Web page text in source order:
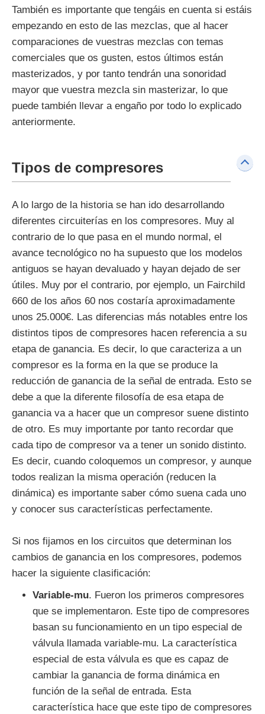
También es importante que tengáis en cuenta si estáis
empezando en esto de las mezclas, que al hacer
comparaciones de vuestras mezclas con temas
comerciales que os gusten, estos últimos están
masterizados, y por tanto tendrán una sonoridad
mayor que vuestra mezcla sin masterizar, lo que
puede también llevar a engaño por todo lo explicado
anteriormente.
Tipos de compresores
A lo largo de la historia se han ido desarrollando
diferentes circuiterías en los compresores. Muy al
contrario de lo que pasa en el mundo normal, el
avance tecnológico no ha supuesto que los modelos
antiguos se hayan devaluado y hayan dejado de ser
útiles. Muy por el contrario, por ejemplo, un Fairchild
660 de los años 60 nos costaría aproximadamente
unos 25.000€. Las diferencias más notables entre los
distintos tipos de compresores hacen referencia a su
etapa de ganancia. Es decir, lo que caracteriza a un
compresor es la forma en la que se produce la
reducción de ganancia de la señal de entrada. Esto se
debe a que la diferente filosofía de esa etapa de
ganancia va a hacer que un compresor suene distinto
de otro. Es muy importante por tanto recordar que
cada tipo de compresor va a tener un sonido distinto.
Es decir, cuando coloquemos un compresor, y aunque
todos realizan la misma operación (reducen la
dinámica) es importante saber cómo suena cada uno
y conocer sus características perfectamente.
Si nos fijamos en los circuitos que determinan los
cambios de ganancia en los compresores, podemos
hacer la siguiente clasificación:
Variable-mu. Fueron los primeros compresores
que se implementaron. Este tipo de compresores
basan su funcionamiento en un tipo especial de
válvula llamada variable-mu. La característica
especial de esta válvula es que es capaz de
cambiar la ganancia de forma dinámica en
función de la señal de entrada. Esta
característica hace que este tipo de compresores